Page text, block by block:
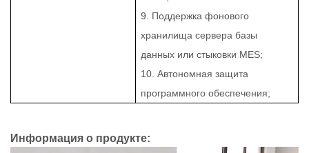
9. Поддержка фонового
хранилища сервера базы
данных или стыковки MES;
10. Автономная защита
программного обеспечения;
Информация о продукте: